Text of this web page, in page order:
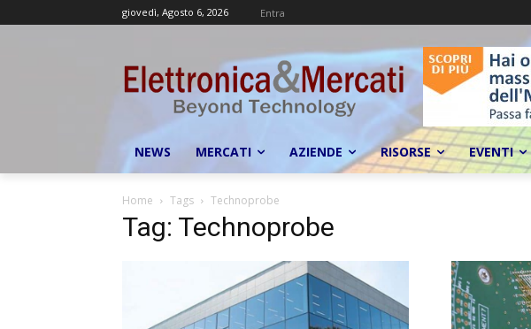
giovedì, Agosto 6, 2026 Entra
NEWS MERCATI AZIENDE RISORSE EVENTI
Home Tags Technoprobe
Tag: Technoprobe